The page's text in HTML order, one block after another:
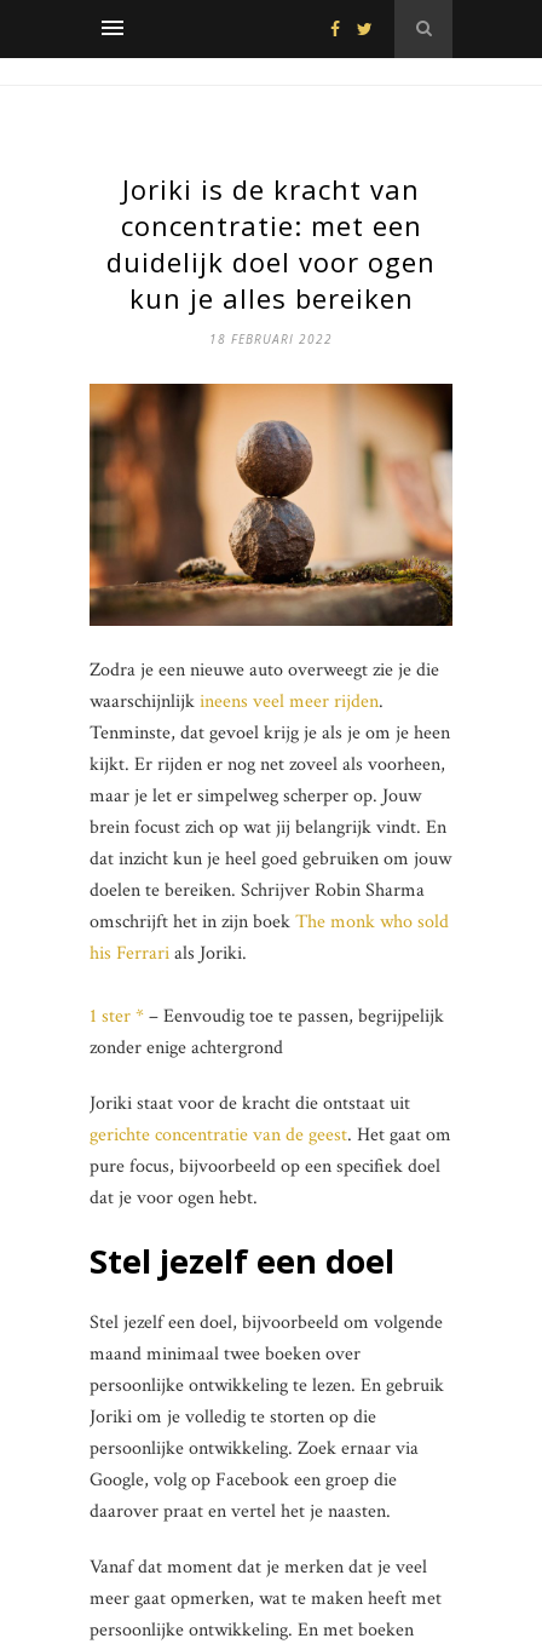
Joriki is de kracht van
concentratie: met een
duidelijk doel voor ogen
kun je alles bereiken
18 FEBRUARI 2022
Zodra je een nieuwe auto overweegt zie je die
waarschijnlijkineens veel meer rijden.
Tenminste, dat gevoel krijg je als je om je heen
kijkt. Er rijden er nog net zoveel als voorheen,
maar je let er simpelweg scherper op. Jouw
brein focust zich op wat jij belangrijk vindt. En
dat inzicht kun je heel goed gebruiken om jouw
doelen te bereiken. Schrijver Robin Sharma
omschrijft het in zijn boekThe monk who sold
his Ferrarials Joriki.
1 ster *– Eenvoudig toe te passen, begrijpelijk
zonder enige achtergrond
Joriki staat voor de kracht die ontstaat uit
gerichte concentratie van de geest. Het gaat om
pure focus, bijvoorbeeld op een specifiek doel
dat je voor ogen hebt.
Stel jezelf een doel
Stel jezelf een doel, bijvoorbeeld om volgende
maand minimaal twee boeken over
persoonlijke ontwikkeling te lezen. En gebruik
Joriki om je volledig te storten op die
persoonlijke ontwikkeling. Zoek ernaar via
Google, volg op Facebook een groep die
daarover praat en vertel het je naasten.
Vanaf dat moment dat je merken dat je veel
meer gaat opmerken, wat te maken heeft met
persoonlijke ontwikkeling. En met boeken